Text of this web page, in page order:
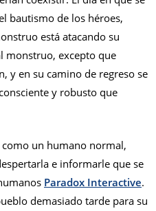
bautismo de los héroes,
está atacando su
monstruo, excepto que
y en su camino de regreso se
y robusto que
un humano normal,
e informarle que se
Paradox Interactive.
demasiado tarde para su